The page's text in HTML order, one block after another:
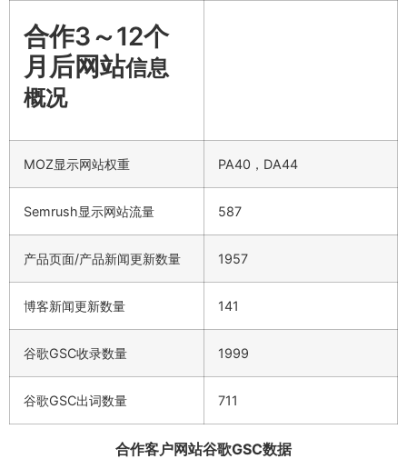
合作3～12个
月后网站信息
概况
MOZ显示网站权重 PA40，DA44
Semrush显示网站流量 587
产品页面/产品新闻更新数量 1957
博客新闻更新数量 141
谷歌GSC收录数量 1999
谷歌GSC出词数量 711
合作客户网站谷歌GSC数据